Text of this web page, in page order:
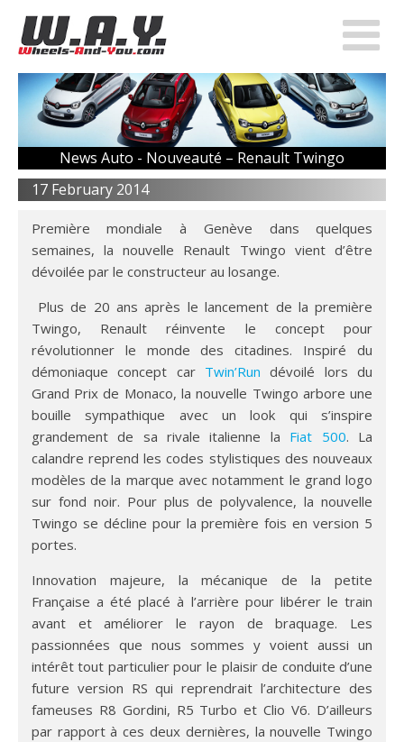
News Auto - Nouveauté – Renault Twingo
17 February 2014
Première mondiale à Genève dans quelques
semaines, la nouvelle Renault Twingo vient d’être
dévoilée par le constructeur au losange.
Plus de 20 ans après le lancement de la première
Twingo, Renault réinvente le concept pour
révolutionner le monde des citadines. Inspiré du
démoniaque concept car Twin’Run dévoilé lors du
Grand Prix de Monaco, la nouvelle Twingo arbore une
bouille sympathique avec un look qui s’inspire
grandement de sa rivale italienne la Fiat 500. La
calandre reprend les codes stylistiques des nouveaux
modèles de la marque avec notamment le grand logo
sur fond noir. Pour plus de polyvalence, la nouvelle
Twingo se décline pour la première fois en version 5
portes.
Innovation majeure, la mécanique de la petite
Française a été placé à l’arrière pour libérer le train
avant et améliorer le rayon de braquage. Les
passionnées que nous sommes y voient aussi un
intérêt tout particulier pour le plaisir de conduite d’une
future version RS qui reprendrait l’architecture des
fameuses R8 Gordini, R5 Turbo et Clio V6. D’ailleurs
par rapport à ces deux dernières, la nouvelle Twingo